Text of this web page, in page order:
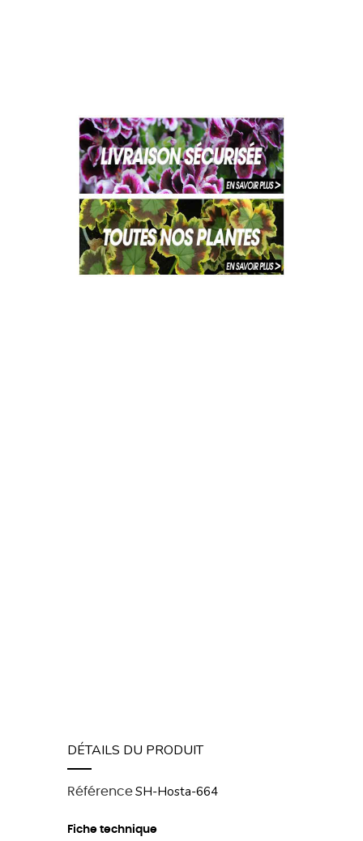
DÉTAILS DU PRODUIT
RéférenceSH-Hosta-664
Fiche technique